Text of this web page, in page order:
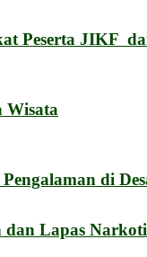
Peserta JIKF
Wisata
di
Lapas